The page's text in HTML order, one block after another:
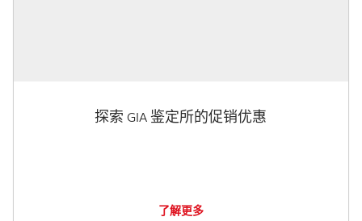
探索 GIA 鉴定所的促销优惠
了解更多